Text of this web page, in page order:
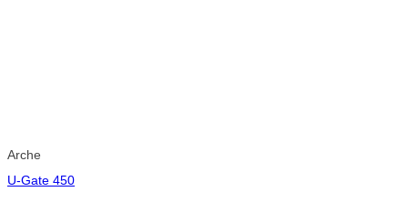
Arche
U-Gate 450